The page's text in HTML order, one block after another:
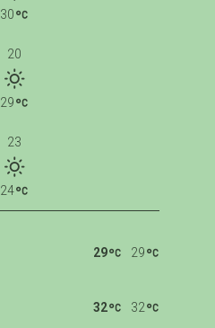
30
20
29
23
24
29
29
32
32